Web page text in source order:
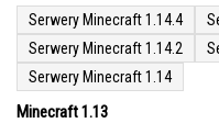
Serwery Minecraft 1.14.4
Serwery Minecraft 1.14.2
Serwery Minecraft 1.14
Minecraft 1.13